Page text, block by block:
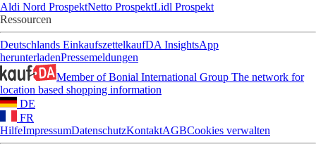
Aldi Nord ProspektNetto ProspektLidl Prospekt
Ressourcen
Deutschlands EinkaufszettelkaufDA InsightsApp
herunterladenPressemeldungen
Member of Bonial International Group The network for
location based shopping information
DE
FR
HilfeImpressumDatenschutzKontaktAGBCookies verwalten